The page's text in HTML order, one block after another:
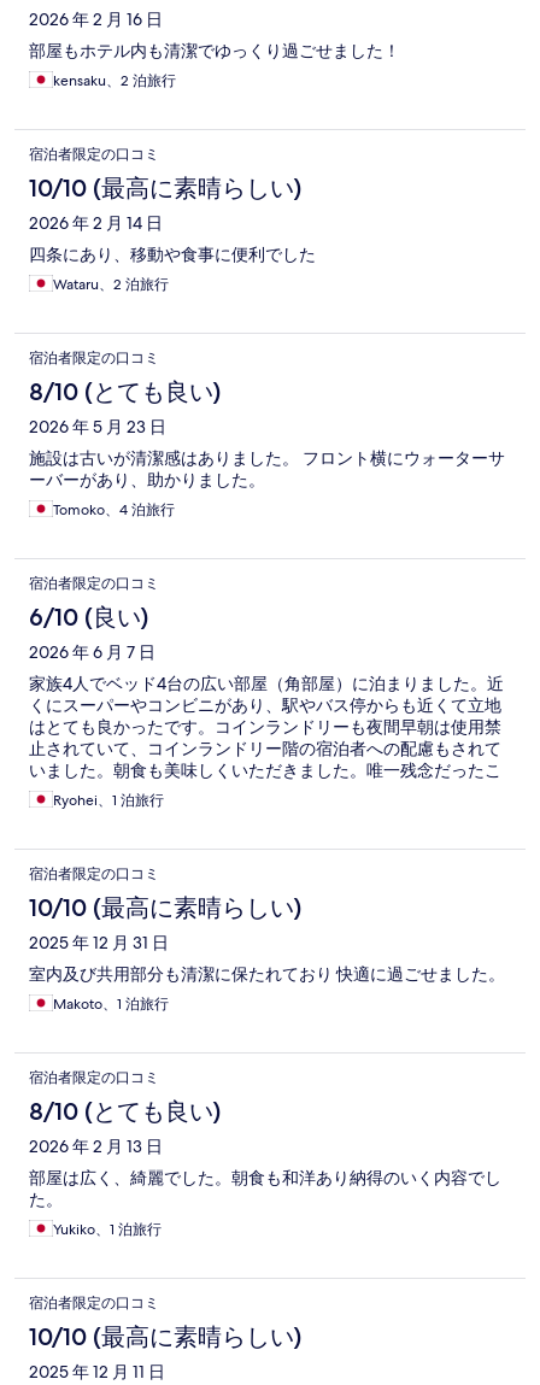
2026 年 2 月 16 日
部屋もホテル内も清潔でゆっくり過ごせました！
kensaku、2 泊旅行
宿泊者限定の口コミ
10/10 (最高に素晴らしい)
2026 年 2 月 14 日
四条にあり、移動や食事に便利でした
Wataru、2 泊旅行
宿泊者限定の口コミ
8/10 (とても良い)
2026 年 5 月 23 日
施設は古いが清潔感はありました。 フロント横にウォーターサ
ーバーがあり、助かりました。
Tomoko、4 泊旅行
宿泊者限定の口コミ
6/10 (良い)
2026 年 6 月 7 日
家族4人でベッド4台の広い部屋（角部屋）に泊まりました。近
くにスーパーやコンビニがあり、駅やバス停からも近くて立地
はとても良かったです。コインランドリーも夜間早朝は使用禁
止されていて、コインランドリー階の宿泊者への配慮もされて
いました。朝食も美味しくいただきました。唯一残念だったこ
とは、風呂場に髪の毛が落ちていて清掃が十分でなかった点で
した。4人で京都へ泊まるにはコスパは最強のホテルだと思いま
Ryohei、1 泊旅行
宿泊者限定の口コミ
10/10 (最高に素晴らしい)
2025 年 12 月 31 日
室内及び共用部分も清潔に保たれており 快適に過ごせました。
Makoto、1 泊旅行
宿泊者限定の口コミ
8/10 (とても良い)
2026 年 2 月 13 日
部屋は広く、綺麗でした。朝食も和洋あり納得のいく内容でし
た。
Yukiko、1 泊旅行
宿泊者限定の口コミ
10/10 (最高に素晴らしい)
2025 年 12 月 11 日